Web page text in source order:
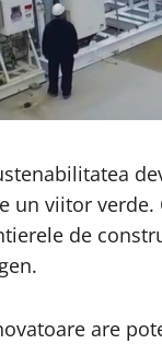
un viitor
de
are